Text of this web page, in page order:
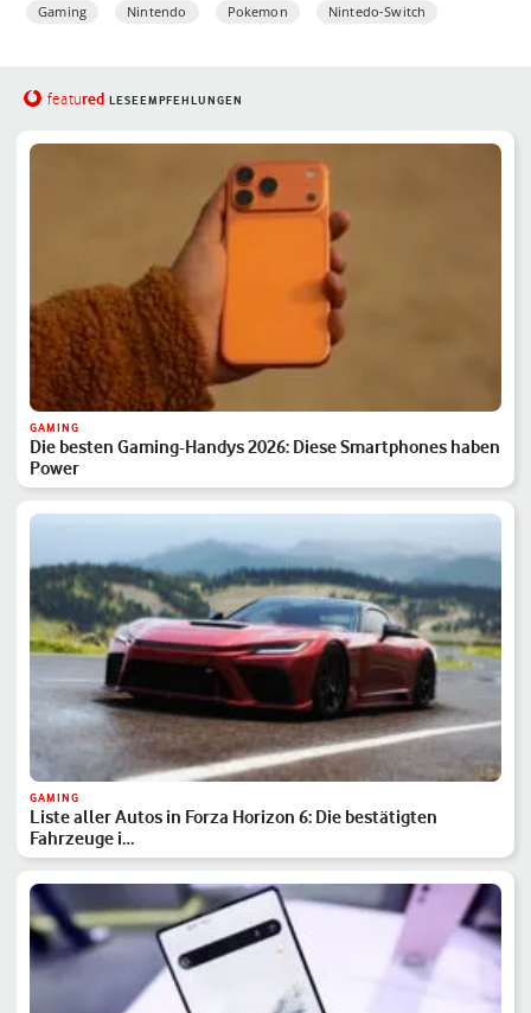
Gaming Nintendo Pokemon Nintedo-Switch
featured LESEEMPFEHLUNGEN
GAMING
Die besten Gaming-Handys 2026: Diese Smartphones haben
Power
GAMING
Liste aller Autos in Forza Horizon 6: Die bestätigten
Fahrzeuge i…